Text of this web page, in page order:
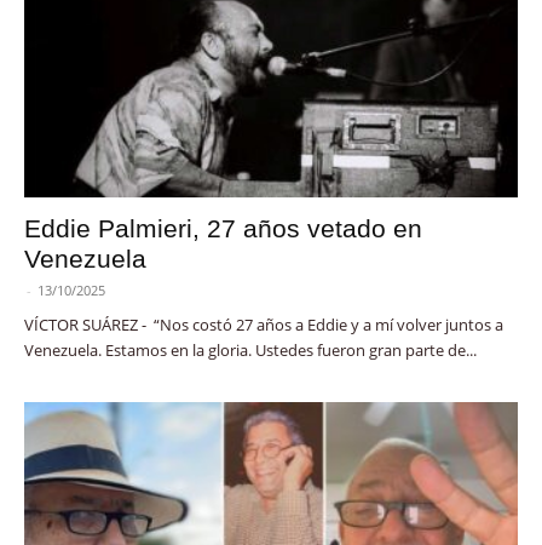
Eddie Palmieri, 27 años vetado en
Venezuela
- 13/10/2025
VÍCTOR SUÁREZ - “Nos costó 27 años a Eddie y a mí volver juntos a
Venezuela. Estamos en la gloria. Ustedes fueron gran parte de...